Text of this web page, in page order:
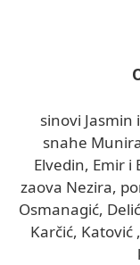
sinovi Jasmin
snahe
Elvedin, Emir
zaova Nezira,
Osmanagić,
Karčić,